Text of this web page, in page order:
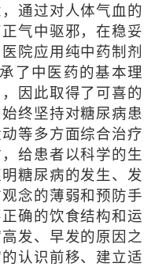
通过对人体气血的
气中驱邪，在稳妥
院应用纯中药制剂
了中医药的基本理
因此取得了可喜的
终坚持对糖尿病患
等多方面综合治疗
给患者以科学的生
糖尿病的发生、发
念的薄弱和预防手
确的饮食结构和运
发、早发的原因之
认识前移、建立适